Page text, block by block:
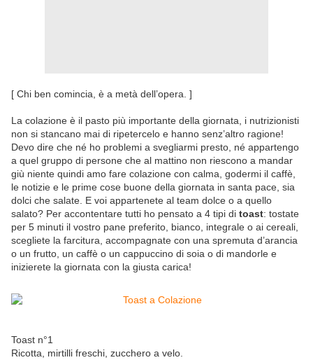
[ Chi ben comincia, è a metà dell’opera. ]
La colazione è il pasto più importante della giornata, i nutrizionisti
non si stancano mai di ripetercelo e hanno senz’altro ragione!
Devo dire che né ho problemi a svegliarmi presto, né appartengo
a quel gruppo di persone che al mattino non riescono a mandar
giù niente quindi amo fare colazione con calma, godermi il caffè,
le notizie e le prime cose buone della giornata in santa pace, sia
dolci che salate. E voi appartenete al team dolce o a quello
salato? Per accontentare tutti ho pensato a 4 tipi di toast: tostate
per 5 minuti il vostro pane preferito, bianco, integrale o ai cereali,
scegliete la farcitura, accompagnate con una spremuta d’arancia
o un frutto, un caffè o un cappuccino di soia o di mandorle e
inizierete la giornata con la giusta carica!
Toast n°1
Ricotta, mirtilli freschi, zucchero a velo.